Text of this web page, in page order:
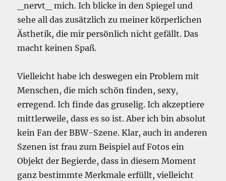
_nervt_ mich. Ich blicke in den Spiegel und
sehe all das zusätzlich zu meiner körperlichen
Ästhetik, die mir persönlich nicht gefällt. Das
macht keinen Spaß.
Vielleicht habe ich deswegen ein Problem mit
Menschen, die mich schön finden, sexy,
erregend. Ich finde das gruselig. Ich akzeptiere
mittlerweile, dass es so ist. Aber ich bin absolut
kein Fan der BBW-Szene. Klar, auch in anderen
Szenen ist frau zum Beispiel auf Fotos ein
Objekt der Begierde, dass in diesem Moment
ganz bestimmte Merkmale erfüllt, vielleicht